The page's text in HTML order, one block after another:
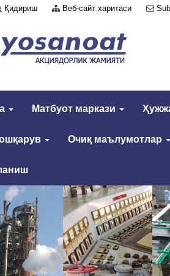
Қидириш Веб-сайт харитаси
Матбуот маркази
Очиқ маълумотлар